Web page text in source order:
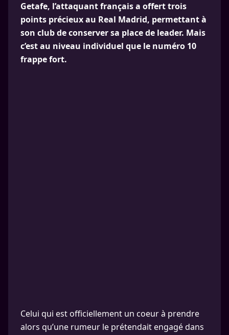
Getafe, l’attaquant français a offert trois
points précieux au Real Madrid, permettant à
son club de conserver sa place de leader. Mais
c’est au niveau individuel que le numéro 10
frappe fort.
Celui qui est officiellement un coeur à prendre
alors qu’une rumeur le prétendait engagé dans